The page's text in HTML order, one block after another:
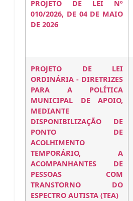
PROJETO DE LEI Nº
010/2026, DE 04 DE MAIO
DE 2026
PROJETO DE LEI
ORDINÁRIA - DIRETRIZES
PARA A POLÍTICA
MUNICIPAL DE APOIO,
MEDIANTE
DISPONIBILIZAÇÃO DE
PONTO DE
ACOLHIMENTO
TEMPORÁRIO, A
ACOMPANHANTES DE
PESSOAS COM
TRANSTORNO DO
ESPECTRO AUTISTA (TEA)